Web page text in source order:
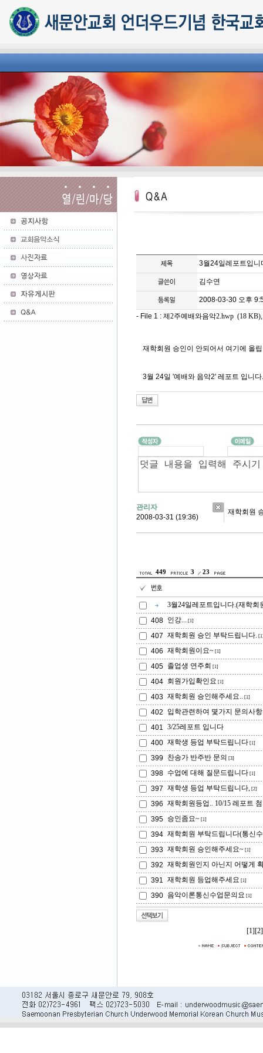
3월24일레포트입니
김수연
2008-03-30 오후
- File 1 : 제2주예배와음악2.hwp (18 KB)
재학회원 승인이 안되어서 여기에 올
3월 24일 '예배와 음악2' 레포트 입니다.
관리자
2008-03-31 (19:36)
재학회원
449 3 23
3월24일레포트입니다.(재학회
408
인강... [1]
407 재학회원 승인 부탁드립니다.
406 재학회원이요~ [1]
405 졸업생 연주회 [1]
404 회원가입확인요 [1]
403 재학회원 승인해주세요.. [1]
402 입학관련하여 몇가지 문의사항
401 3/25레포트 입니다
400 재학생 등업 부탁드립니다[1]
399 찬송가 반주반 문의 [3]
398 수업에 대해 질문드립니다[1]
397 재학생 등업 부탁드립니다,[2]
396 재학회원등업.. 10/15 레포트
395
승인좀요~ [1]
394 재학회원 부탁드립니다(통신
393 재학회원 승인해주세요~ [1]
392 재학회원인지 아닌지 어떻게
391 재학회원 등업해주세요 [1]
390 음악이론통신수업문의요 [1]
[1][2]